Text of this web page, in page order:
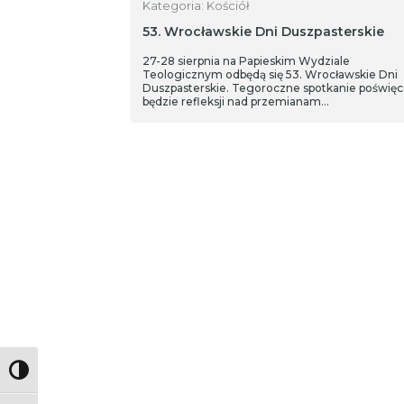
Toggle High Contrast
Kategoria: Kościół
53. Wrocławskie Dni Duszpasterskie
27-28 sierpnia na Papieskim Wydziale
Teologicznym odbędą się 53. Wrocławskie Dni
Duszpasterskie. Tegoroczne spotkanie
będzie refleksji nad przemianam…